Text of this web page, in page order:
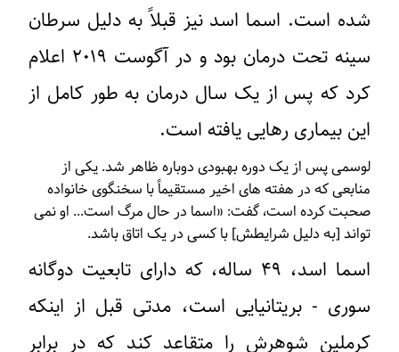
شده است. اسما اسد نیز قبلاً به دلیل سرطان
سینه تحت درمان بود و در آگوست ۲۰۱۹ اعلام
کرد که پس از یک سال درمان به طور کامل از
این بیماری رهایی یافته است.
لوسمی پس از یک دوره بهبودی دوباره ظاهر شد. یکی از
منابعی که در هفته های اخیر مستقیماً با سخنگوی خانواده
صحبت کرده است، گفت: «اسما در حال مرگ است... او نمی
تواند [به دلیل شرایطش] با کسی در یک اتاق باشد.
اسما اسد، ۴۹ ساله، که دارای تابعیت دوگانه
سوری - بریتانیایی است، مدتی قبل از اینکه
کرملین شوهرش را متقاعد کند که در برابر